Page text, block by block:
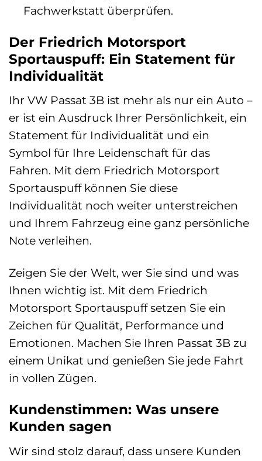
Fachwerkstatt überprüfen.
Der Friedrich Motorsport
Sportauspuff: Ein Statement für
Individualität
Ihr VW Passat 3B ist mehr als nur ein Auto –
er ist ein Ausdruck Ihrer Persönlichkeit, ein
Statement für Individualität und ein
Symbol für Ihre Leidenschaft für das
Fahren. Mit dem Friedrich Motorsport
Sportauspuff können Sie diese
Individualität noch weiter unterstreichen
und Ihrem Fahrzeug eine ganz persönliche
Note verleihen.
Zeigen Sie der Welt, wer Sie sind und was
Ihnen wichtig ist. Mit dem Friedrich
Motorsport Sportauspuff setzen Sie ein
Zeichen für Qualität, Performance und
Emotionen. Machen Sie Ihren Passat 3B zu
einem Unikat und genießen Sie jede Fahrt
in vollen Zügen.
Kundenstimmen: Was unsere
Kunden sagen
Wir sind stolz darauf, dass unsere Kunden